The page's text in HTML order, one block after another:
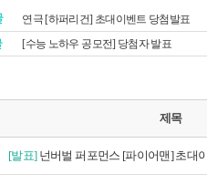
연극 [하퍼리건] 초대이벤트 당첨발표
[수능 노하우 공모전] 당첨자 발표
제목
[발표] 넌버벌 퍼포먼스 [파이어맨] 초대